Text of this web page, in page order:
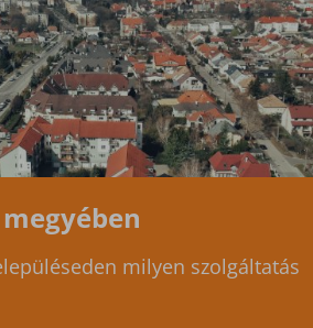
milyen szolgáltatás